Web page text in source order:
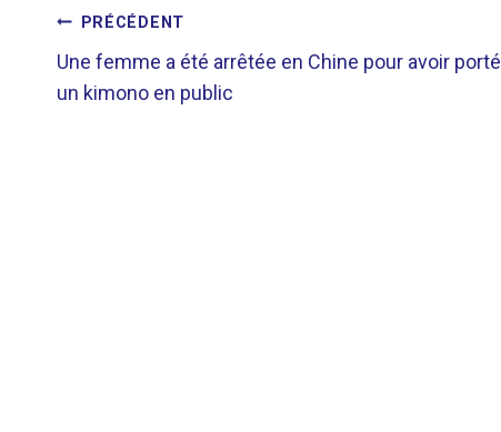
NAVIGATION
DE
PRÉCÉDENT
Une femme a été arrêtée en Chine pour avoir porté
un kimono en public